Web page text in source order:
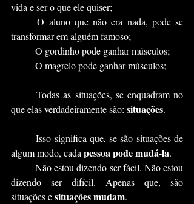
vida e ser o que ele quiser;
	O aluno que não era nada, pode se
transformar em alguém famoso;
	O gordinho pode ganhar músculos;
	O magrelo pode ganhar músculos;
	Todas as situações, se enquadram no
que elas verdadeiramente são: situações.
	Isso significa que, se são situações de
algum modo, cada pessoa pode mudá-la.
	Não estou dizendo ser fácil. Não estou
dizendo ser difícil. Apenas que, são
situações e situações mudam.